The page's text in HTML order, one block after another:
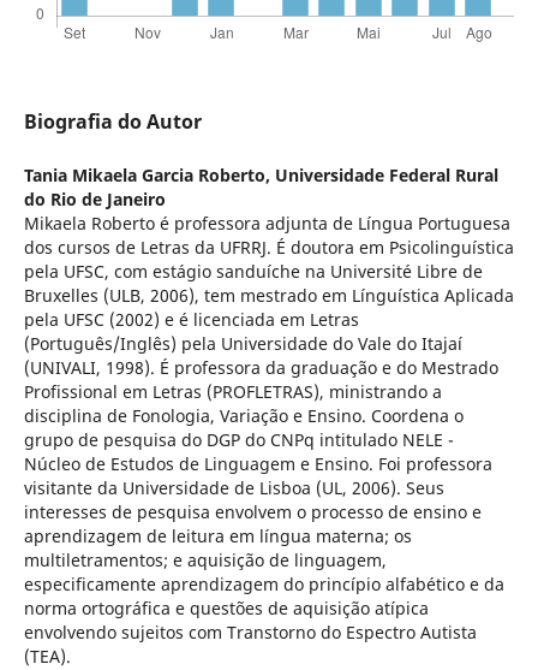
Biografia do Autor
Tania Mikaela Garcia Roberto, Universidade Federal Rural
do Rio de Janeiro
Mikaela Roberto é professora adjunta de Língua Portuguesa
dos cursos de Letras da UFRRJ. É doutora em Psicolinguística
pela UFSC, com estágio sanduíche na Université Libre de
Bruxelles (ULB, 2006), tem mestrado em Línguística Aplicada
pela UFSC (2002) e é licenciada em Letras
(Português/Inglês) pela Universidade do Vale do Itajaí
(UNIVALI, 1998). É professora da graduação e do Mestrado
Profissional em Letras (PROFLETRAS), ministrando a
disciplina de Fonologia, Variação e Ensino. Coordena o
grupo de pesquisa do DGP do CNPq intitulado NELE -
Núcleo de Estudos de Linguagem e Ensino. Foi professora
visitante da Universidade de Lisboa (UL, 2006). Seus
interesses de pesquisa envolvem o processo de ensino e
aprendizagem de leitura em língua materna; os
multiletramentos; e aquisição de linguagem,
especificamente aprendizagem do princípio alfabético e da
norma ortográfica e questões de aquisição atípica
envolvendo sujeitos com Transtorno do Espectro Autista
(TEA).